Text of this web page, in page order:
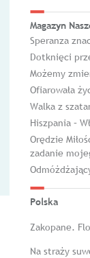
Magazyn
Speranza
Dotknięci
Możemy
Ofiarowała
Walka z
Hiszpania –
Orędzie
zadanie
Polska
Zakopane.
Na straży